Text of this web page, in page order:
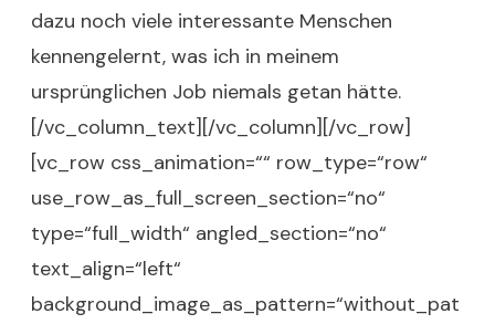
dazu noch viele interessante Menschen
kennengelernt, was ich in meinem
ursprünglichen Job niemals getan hätte.
[/vc_column_text][/vc_column][/vc_row]
[vc_row css_animation=““ row_type=“row“
use_row_as_full_screen_section=“no“
type=“full_width“ angled_section=“no“
text_align=“left“
background_image_as_pattern=“without_pat